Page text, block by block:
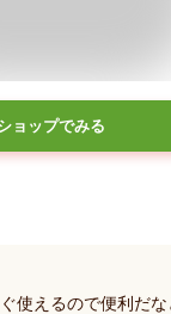
ョップでみる
使えるので便利だ